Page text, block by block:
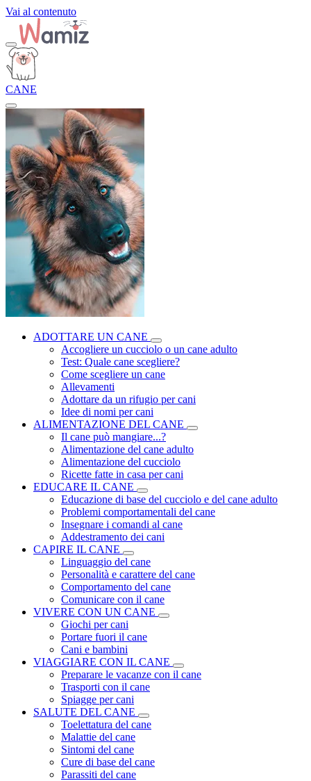
Vai al contenuto
CANE
ADOTTARE UN CANE
Accogliere un cucciolo o un cane adulto
Test: Quale cane scegliere?
Come scegliere un cane
Allevamenti
Adottare da un rifugio per cani
Idee di nomi per cani
ALIMENTAZIONE DEL CANE
Il cane può mangiare...?
Alimentazione del cane adulto
Alimentazione del cucciolo
Ricette fatte in casa per cani
EDUCARE IL CANE
Educazione di base del cucciolo e del cane adulto
Problemi comportamentali del cane
Insegnare i comandi al cane
Addestramento dei cani
CAPIRE IL CANE
Linguaggio del cane
Personalità e carattere del cane
Comportamento del cane
Comunicare con il cane
VIVERE CON UN CANE
Giochi per cani
Portare fuori il cane
Cani e bambini
VIAGGIARE CON IL CANE
Preparare le vacanze con il cane
Trasporti con il cane
Spiagge per cani
SALUTE DEL CANE
Toelettatura del cane
Malattie del cane
Sintomi del cane
Cure di base del cane
Parassiti del cane